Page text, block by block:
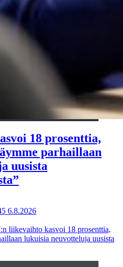
18 prosenttia,
parhaillaan
uusista
6.8.2026
liikevaihto kasvoi 18 prosenttia,
lukuisia neuvotteluja uusista